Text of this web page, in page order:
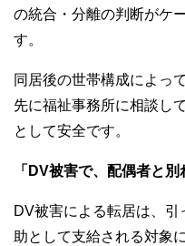
の統合・分離の判断がケ
す。
同居後の世帯構成によっ
先に福祉事務所に相談し
として安全です。
「DV被害で、配偶者と
DV被害による転居は、
助として支給される対象